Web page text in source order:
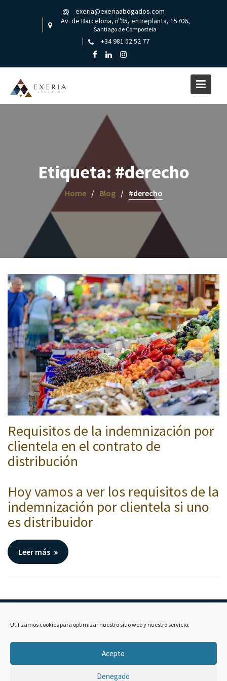
Utilizamos cookies para optimizar nuestro sitio web y nuestro servicio.
Acepto
Denegado
exeria@exeriaabogados.com
Av. de Barcelona, nº35, entreplanta, 15706,
Santiago de Compostela
+34 981 52 52 77
Etiqueta: #derecho
Home Blog #derecho
Requisitos de la indemnización por
clientela en el contrato de
distribución
Hoy vamos a ver los requisitos de la
indemnización por clientela si uno
es distribuidor
Leer más
Contacto
Dirección: Av. de Barcelona, nº35, Entreplanta, 15706,
Santiago de Compostela España Correo:
exeria@exeriaabogados.com Teléfono: +34 981 52 52 77